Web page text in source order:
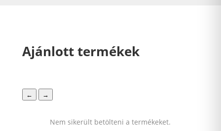
Ajánlott termékek
← →
Nem sikerült betölteni a termékeket.